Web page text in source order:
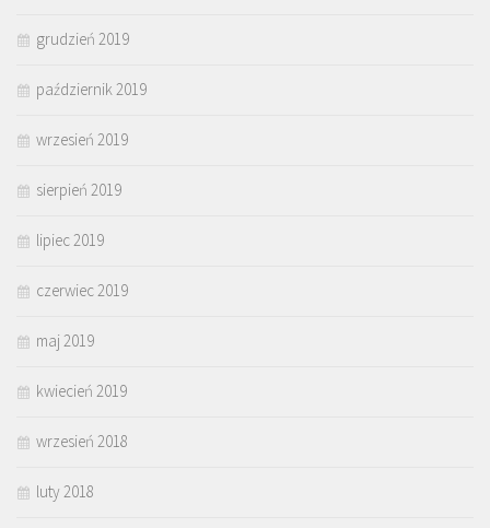
grudzień 2019
październik 2019
wrzesień 2019
sierpień 2019
lipiec 2019
czerwiec 2019
maj 2019
kwiecień 2019
wrzesień 2018
luty 2018